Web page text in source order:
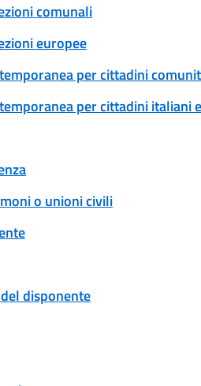
comunali
europee
per cittadini
per cittadini italiani
o unioni civili
disponente